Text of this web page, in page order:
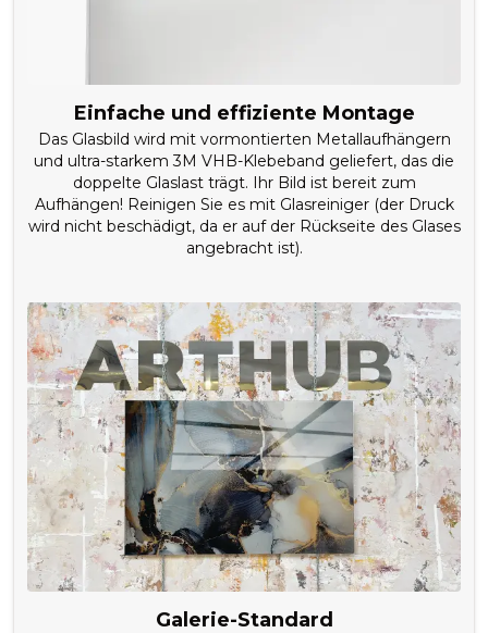
Einfache und effiziente Montage
Das Glasbild wird mit vormontierten Metallaufhängern
und ultra-starkem 3M VHB-Klebeband geliefert, das die
doppelte Glaslast trägt. Ihr Bild ist bereit zum
Aufhängen! Reinigen Sie es mit Glasreiniger (der Druck
wird nicht beschädigt, da er auf der Rückseite des Glases
angebracht ist).
Galerie-Standard